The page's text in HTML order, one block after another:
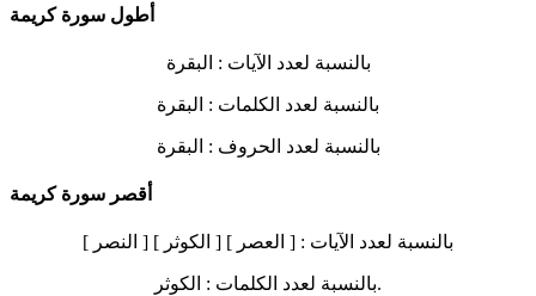
أطول سورة كريمة
بالنسبة لعدد الآيات : البقرة
بالنسبة لعدد الكلمات : البقرة
بالنسبة لعدد الحروف : البقرة
أقصر سورة كريمة
بالنسبة لعدد الآيات : [ العصر ] [ الكوثر ] [ النصر ]
بالنسبة لعدد الكلمات :الكوثر.